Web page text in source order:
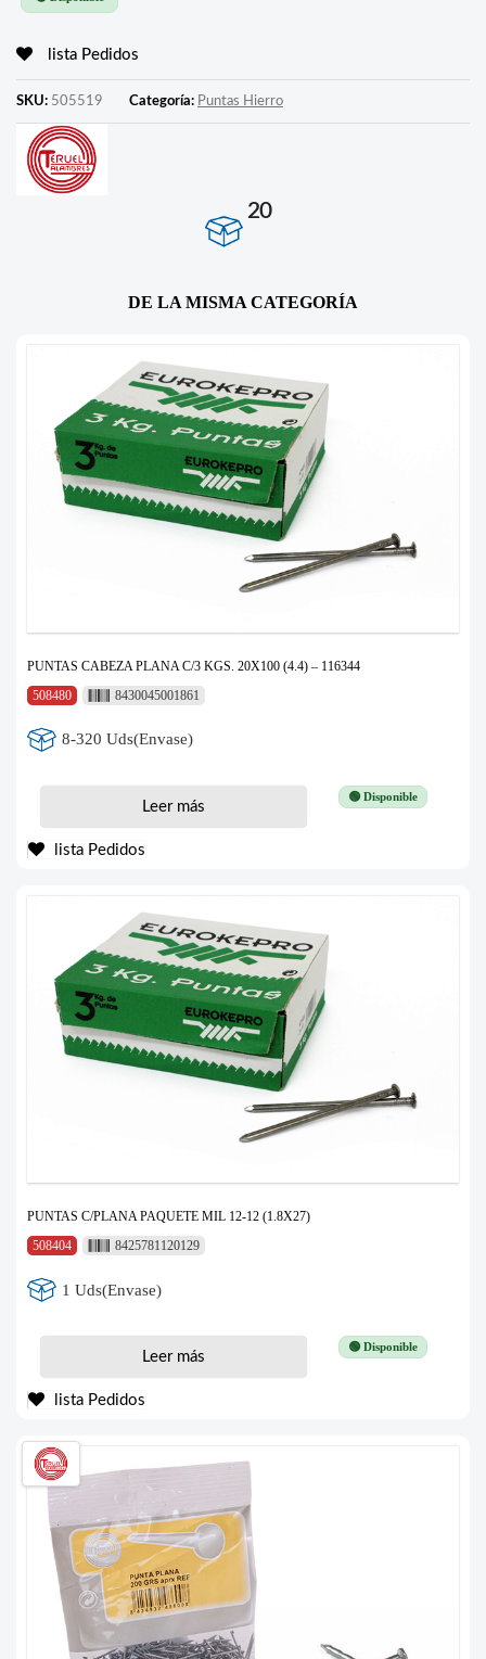
lista Pedidos
SKU: 505519 Categoría: Puntas Hierro
20
DE LA MISMA CATEGORÍA
PUNTAS CABEZA PLANA C/3 KGS. 20X100 (4.4) – 116344
508480
8430045001861
8-320 Uds(Envase)
🟢 Disponible
Leer más
lista Pedidos
PUNTAS C/PLANA PAQUETE MIL 12-12 (1.8X27)
508404
8425781120129
1 Uds(Envase)
🟢 Disponible
Leer más
lista Pedidos